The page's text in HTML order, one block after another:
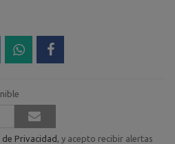
de Privacidad , y acepto recibir alertas